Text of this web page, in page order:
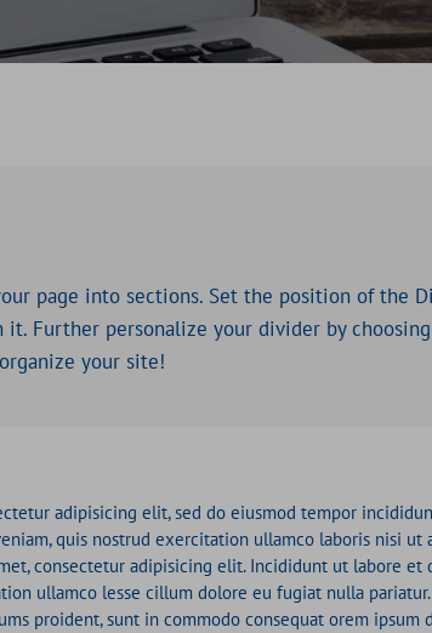
page into sections. Set the position of the
Further personalize your divider by
your site!
adipisicing elit, sed do eiusmod tempor
quis nostrud exercitation ullamco laboris nisi ut
consectetur adipisicing elit. Incididunt ut labore et
ullamco lesse cillum dolore eu fugiat nulla
proident, sunt in commodo consequat orem ipsum